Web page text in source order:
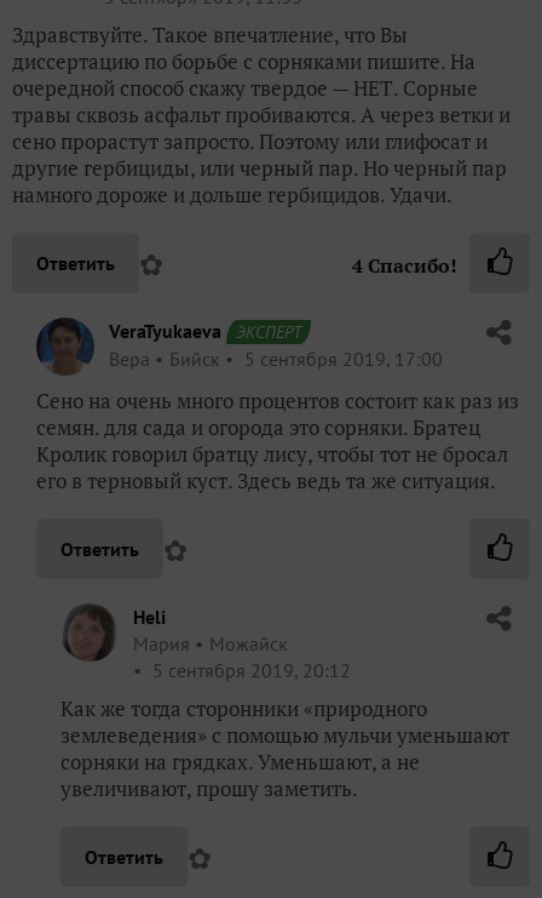
Здравствуйте. Такое впечатление, что Вы
диссертацию по борьбе с сорняками пишите. На
очередной способ скажу твердое — НЕТ. Сорные
травы сквозь асфальт пробиваются. А через ветки и
сено прорастут запросто. Поэтому или глифосат и
другие гербициды, или черный пар. Но черный пар
намного дороже и дольше гербицидов. Удачи.
Ответить ✿ 4Спасибо!
VeraTyukaeva ЭКСПЕРТ
Вера Бийск 5 сентября 2019, 17:00
Сено на очень много процентов состоит как раз из
семян. для сада и огорода это сорняки. Братец
Кролик говорил братцу лису, чтобы тот не бросал
его в терновый куст. Здесь ведь та же ситуация.
Ответить ✿
Heli
Мария
Можайск
5 сентября 2019, 20:12
Как же тогда сторонники «природного
землеведения» с помощью мульчи уменьшают
сорняки на грядках. Уменьшают, а не
увеличивают, прошу заметить.
Ответить ✿